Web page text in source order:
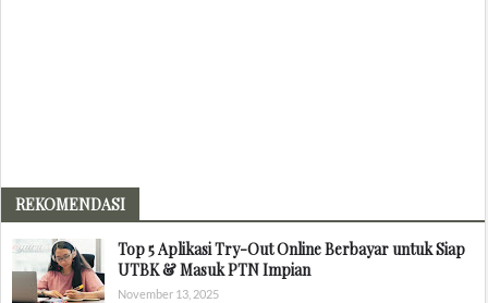
REKOMENDASI
Top 5 Aplikasi Try-Out Online Berbayar untuk Siap
UTBK & Masuk PTN Impian
November 13, 2025